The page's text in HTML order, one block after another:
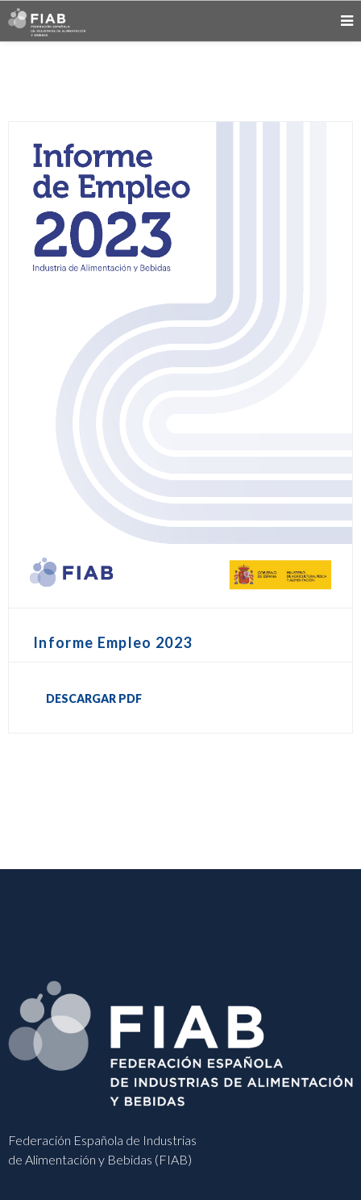
Informe Empleo 2023
DESCARGAR PDF
Federación Española de Industrias
de Alimentación y Bebidas (FIAB)